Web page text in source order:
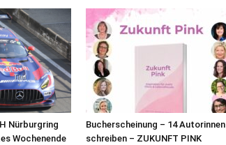
Nürburgring
Wochenende
Bucherscheinung – 14 Autorinnen
schreiben – ZUKUNFT PINK